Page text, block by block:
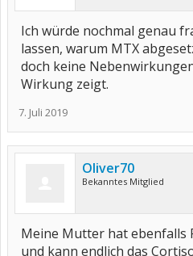
Ich würde nochmal genau
lassen, warum MTX
doch keine
Wirkung zeigt.
7. Juli 2019
Oliver70
Bekanntes Mitglied
Meine Mutter hat ebenfalls
und kann endlich das